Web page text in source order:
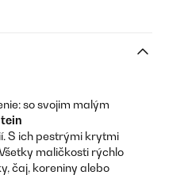
so svojim malým
S ich pestrými krytmi
maličkosti rýchlo
čaj, koreniny alebo